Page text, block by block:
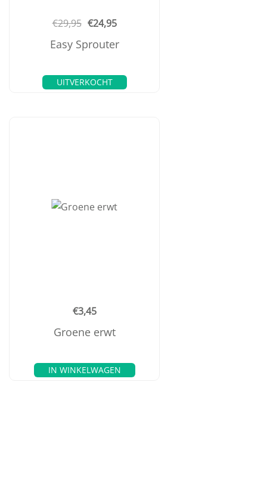
€29,95 €24,95
Easy Sprouter
UITVERKOCHT
€3,45
Groene erwt
IN WINKELWAGEN